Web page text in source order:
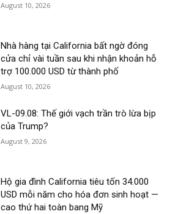
August 10, 2026
Nhà hàng tại California bất ngờ đóng
cửa chỉ vài tuần sau khi nhận khoản hỗ
trợ 100.000 USD từ thành phố
August 10, 2026
VL-09.08: Thế giới vạch trần trò lừa bịp
của Trump?
August 9, 2026
Hộ gia đình California tiêu tốn 34.000
USD mỗi năm cho hóa đơn sinh hoạt —
cao thứ hai toàn bang Mỹ